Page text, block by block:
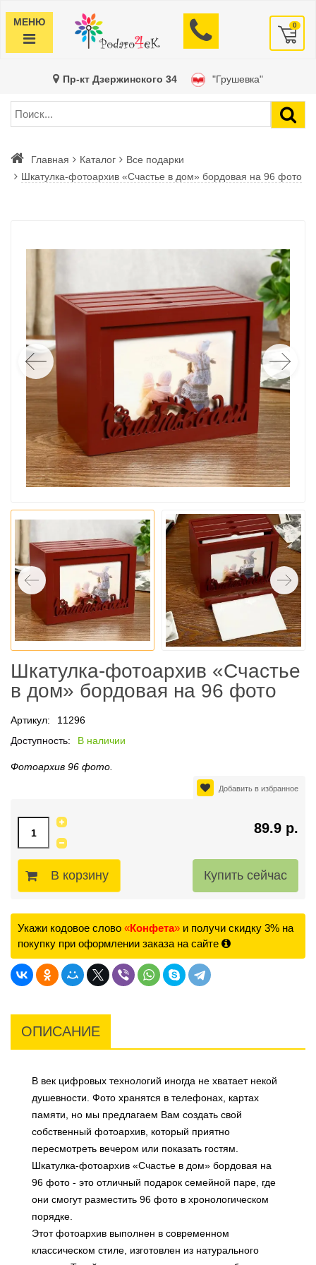
МЕНЮ 0
Пр-кт Дзержинского 34 "Грушевка"
Главная Каталог
Все подарки
Шкатулка-фотоархив «Счастье в дом» бордовая на 96 фото
Шкатулка-фотоархив «Счастье
в дом» бордовая на 96 фото
Артикул:
11296
Доступность:
В наличии
Фотоархив 96 фото.
Добавить в избранное
89.9 р.
В корзину
Укажи кодовое слово «Конфета» и получи скидку 3% на
покупку при оформлении заказа на сайте
ОПИСАНИЕ
В век цифровых технологий иногда не хватает некой
душевности. Фото хранятся в телефонах, картах
памяти, но мы предлагаем Вам создать свой
собственный фотоархив, который приятно
пересмотреть вечером или показать гостям.
Шкатулка-фотоархив «Счастье в дом» бордовая на
96 фото - это отличный подарок семейной паре, где
они смогут разместить 96 фото в хронологическом
порядке.
Этот фотоархив выполнен в современном
классическом стиле, изготовлен из натурального